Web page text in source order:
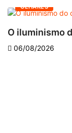
OLHARES
O iluminismo
06/08/2026